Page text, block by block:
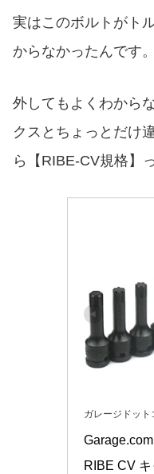
実はこのボルトがト
からなかったんです。
外してもよくわから
クスとちょっとだけ
ら【RIBE-CV規格】
ガレージドッ
RIBE CV